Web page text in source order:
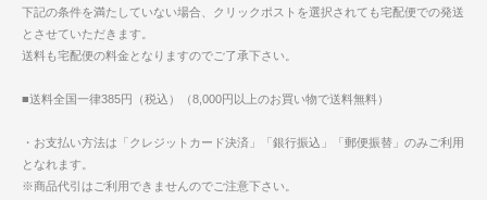
下記の条件を満たしていない場合、クリックポストを選択されても宅配便での発送
とさせていただきます。
送料も宅配便の料金となりますのでご了承下さい。
■送料全国一律385円（税込）（8,000円以上のお買い物で送料無料）
・お支払い方法は「クレジットカード決済」「銀行振込」「郵便振替」のみご利用
となれます。
※商品代引はご利用できませんのでご注意下さい。